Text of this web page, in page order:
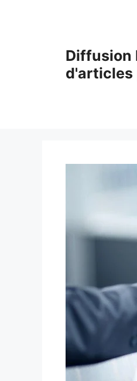
Diffusion
d'articles